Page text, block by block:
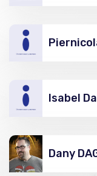
Isabel
Dany